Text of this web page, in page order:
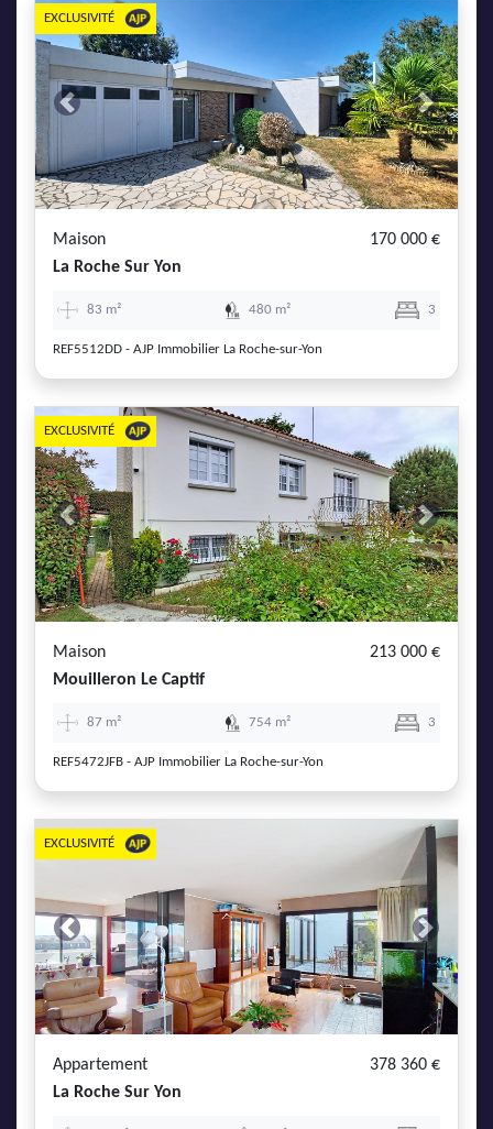
Previous Next
EXCLUSIVITÉ
Maison
170 000 €
La Roche Sur Yon
83 m² 480 m² 3
REF5512DD - AJP Immobilier La Roche-sur-Yon
Previous Next
EXCLUSIVITÉ
Maison
213 000 €
Mouilleron Le Captif
87 m² 754 m² 3
REF5472JFB - AJP Immobilier La Roche-sur-Yon
Previous Next
EXCLUSIVITÉ
Appartement
378 360 €
La Roche Sur Yon